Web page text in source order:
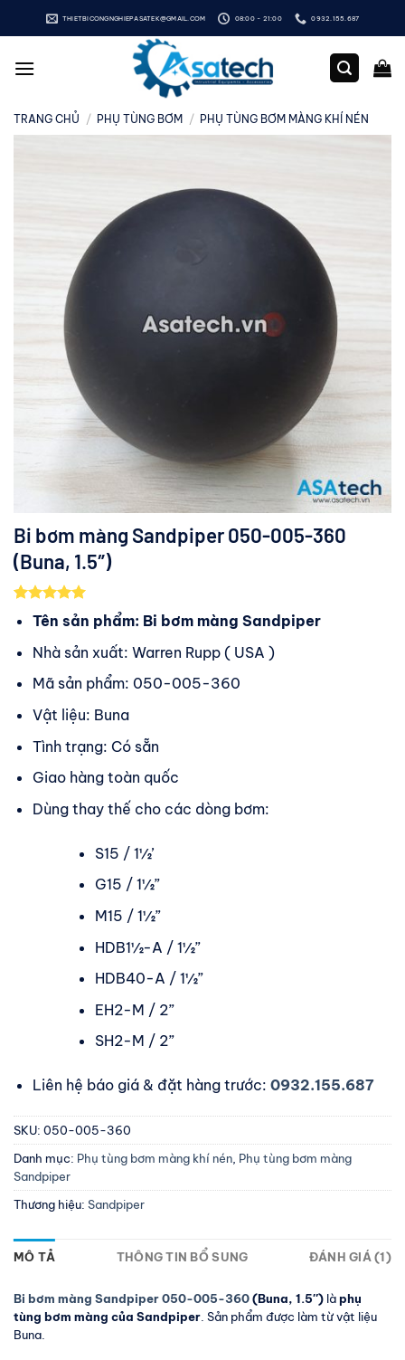
qua
dung
THIETBICONGNGHIEPASATEK@GMAIL.COM 08:00 - 21:00 0932.155.687
TRANG CHỦ / PHỤ TÙNG BƠM / PHỤ TÙNG BƠM MÀNG KHÍ NÉN
Bi bơm màng Sandpiper 050-005-360
(Buna, 1.5″)
5.00trên 5
dựa trên
Tên sản phẩm: Bi bơm màng Sandpiper
Nhà sản xuất: Warren Rupp ( USA )
Mã sản phẩm: 050-005-360
Vật liệu: Buna
Tình trạng: Có sẵn
Giao hàng toàn quốc
Dùng thay thế cho các dòng bơm:
S15 / 1½’
G15 / 1½”
M15 / 1½”
HDB1½-A / 1½”
HDB40-A / 1½”
EH2-M / 2”
SH2-M / 2”
Liên hệ báo giá & đặt hàng trước: 0932.155.687
SKU: 050-005-360
Danh mục: Phụ tùng bơm màng khí nén Phụ tùng bơm màng
Sandpiper
Thương hiệu: Sandpiper
MÔ TẢ THÔNG TIN BỔ SUNG ĐÁNH GIÁ (1)
Bi bơm màng Sandpiper 050-005-360(Buna, 1.5″) làphụ
tùng bơm màng của Sandpiper . Sản phẩm được làm từ vật liệu
Buna.